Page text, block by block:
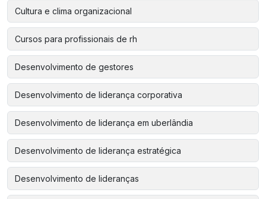
Cultura e clima organizacional
Cursos para profissionais de rh
Desenvolvimento de gestores
Desenvolvimento de liderança corporativa
Desenvolvimento de liderança em uberlândia
Desenvolvimento de liderança estratégica
Desenvolvimento de lideranças